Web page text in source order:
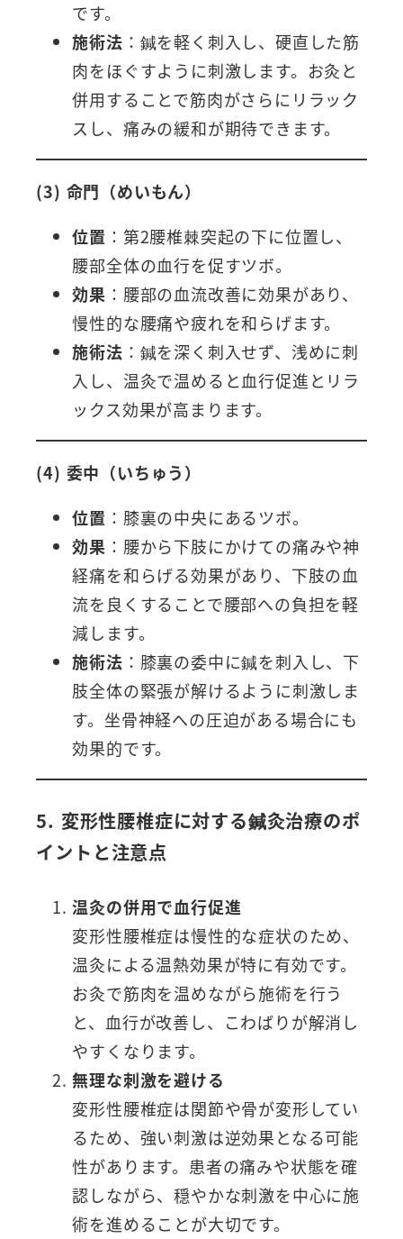
です。
施術法 ：鍼を軽く刺入し、硬直した筋
肉をほぐすように刺激します。お灸と
併用することで筋肉がさらにリラック
スし、痛みの緩和が期待できます。
(3) 命門（めいもん）
位置 ：第2腰椎棘突起の下に位置し、
腰部全体の血行を促すツボ。
効果 ：腰部の血流改善に効果があり、
慢性的な腰痛や疲れを和らげます。
施術法 ：鍼を深く刺入せず、浅めに刺
入し、温灸で温めると血行促進とリラ
ックス効果が高まります。
(4) 委中（いちゅう）
位置 ：膝裏の中央にあるツボ。
効果 ：腰から下肢にかけての痛みや神
経痛を和らげる効果があり、下肢の血
流を良くすることで腰部への負担を軽
減します。
施術法 ：膝裏の委中に鍼を刺入し、下
肢全体の緊張が解けるように刺激しま
す。坐骨神経への圧迫がある場合にも
効果的です。
5. 変形性腰椎症に対する鍼灸治療のポ
イントと注意点
温灸の併用で血行促進
変形性腰椎症は慢性的な症状のため、
温灸による温熱効果が特に有効です。
お灸で筋肉を温めながら施術を行う
と、血行が改善し、こわばりが解消し
やすくなります。
無理な刺激を避ける
変形性腰椎症は関節や骨が変形してい
るため、強い刺激は逆効果となる可能
性があります。患者の痛みや状態を確
認しながら、穏やかな刺激を中心に施
術を進めることが大切です。